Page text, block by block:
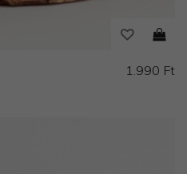
1.990 Ft